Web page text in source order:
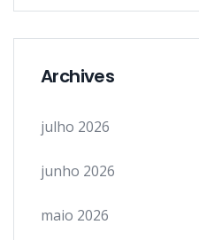
Archives
julho 2026
junho 2026
maio 2026